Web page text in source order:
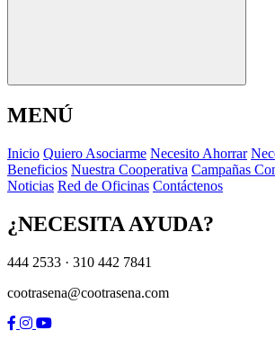
MENÚ
Inicio Quiero Asociarme Necesito Ahorrar Nec
Beneficios Nuestra Cooperativa Campañas Co
Noticias Red de Oficinas Contáctenos
¿NECESITA AYUDA?
444 2533 · 310 442 7841
cootrasena@cootrasena.com